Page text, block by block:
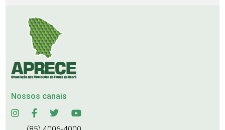
Nossos canais